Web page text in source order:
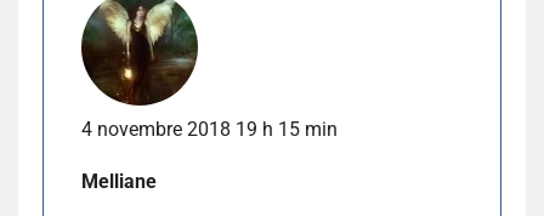
4 novembre 2018 19 h 15 min
Melliane